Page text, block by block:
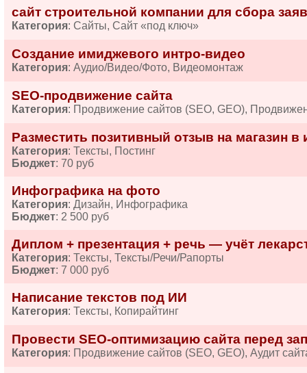
сайт строительной компании для сбора
Категория: Сайты, Сайт «под ключ»
Создание имиджевого интро-видео
Категория: Аудио/Видео/Фото, Видеомонтаж
SEO-продвижение сайта
Категория: Продвижение сайтов (SEO, GEO),
Разместить позитивный отзыв на магазин в
Категория: Тексты, Постинг
Бюджет: 70 руб
Инфографика на фото
Категория: Дизайн, Инфографика
Бюджет: 2 500 руб
Диплом + презентация + речь — учёт
Категория: Тексты, Тексты/Речи/Рапорты
Бюджет: 7 000 руб
Написание текстов под ИИ
Категория: Тексты, Копирайтинг
Провести SEO-оптимизацию сайта перед
Категория: Продвижение сайтов (SEO, GEO), Аудит